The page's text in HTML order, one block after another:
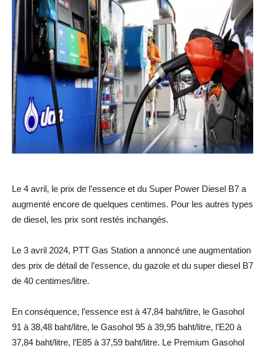
Le 4 avril, le prix de l’essence et du Super Power Diesel B7 a
augmenté encore de quelques centimes. Pour les autres types
de diesel, les prix sont restés inchangés.
Le 3 avril 2024, PTT Gas Station a annoncé une augmentation
des prix de détail de l’essence, du gazole et du super diesel B7
de 40 centimes/litre.
En conséquence, l’essence est à 47,84 baht/litre, le Gasohol
91 à 38,48 baht/litre, le Gasohol 95 à 39,95 baht/litre, l’E20 à
37,84 baht/litre, l’E85 à 37,59 baht/litre. Le Premium Gasohol